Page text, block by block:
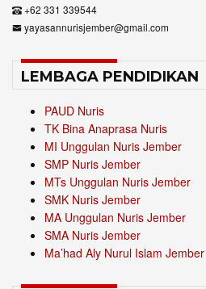
+62 331 339544
yayasannurisjember@gmail.com
LEMBAGA PENDIDIKAN
PAUD Nuris
TK Bina Anaprasa Nuris
MI Unggulan Nuris Jember
SMP Nuris Jember
MTs Unggulan Nuris Jember
SMK Nuris Jember
MA Unggulan Nuris Jember
SMA Nuris Jember
Ma’had Aly Nurul Islam Jember